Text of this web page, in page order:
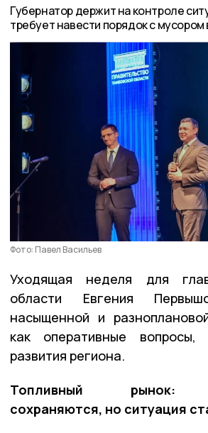
Губернатор держит на контроле
требует навести порядок с мусором
Фото: Павел Васильев
Уходящая неделя для
области Евгения
насыщенной и
как оперативные
развития региона.
Топливный рынок:
сохраняются, но ситуация